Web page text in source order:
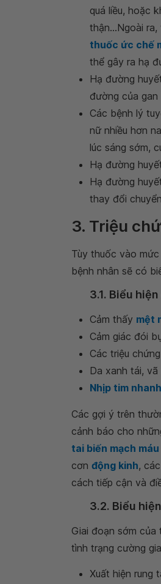
quá liều, hoặc
thận...Ngoài
thuốc ức chế
thể gây ra hạ
Hạ đường
đường của gan
Các bệnh lý
nữ nhiều hơn
lúc sáng sớm,
Hạ đường
Hạ đường
thay đổi
3. Triệu
Tùy thuốc vào
bệnh nhân sẽ có
3.1. Biểu
Cảm thấy mệt
Cảm giác đói
Các triệu
Da xanh tái,
Nhịp tim nhanh
Các gợi ý trên
cảnh báo cho
tai biến mạch máu
cơn động kinh,
cách tiếp cận và
3.2. Biểu
Giai đoạn sớm
tình trạng cường
Xuất hiện rung